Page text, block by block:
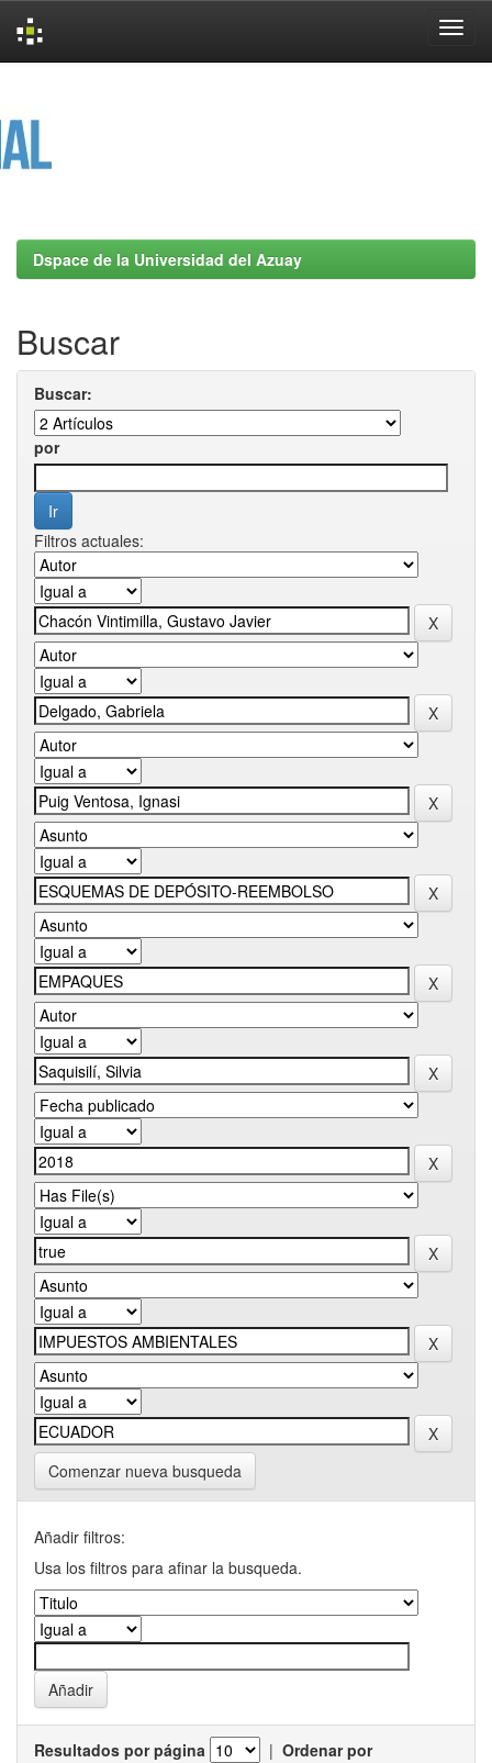
Dspace de la Universidad del Azuay
Buscar
Buscar:
por
Filtros actuales:
Comenzar nueva busqueda
Añadir filtros:
Usa los filtros para afinar la busqueda.
Resultados por página | Ordenar por